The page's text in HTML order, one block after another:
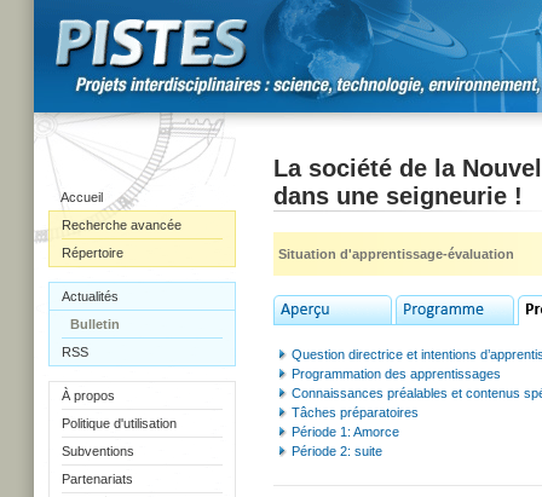
Accueil
Recherche avancée
Répertoire
Actualités
Bulletin
RSS
À propos
Politique d'utilisation
Subventions
Partenariats
La société de la
dans une seigneurie !
Situation d'apprentissage-évaluation
Question directrice et intentions
Programmation des apprentissages
Connaissances préalables et contenus
Tâches préparatoires
Période 1: Amorce
Période 2: suite